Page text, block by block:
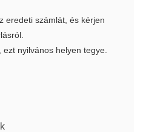
eredeti számlát, és kérjen
nyilvános helyen tegye.